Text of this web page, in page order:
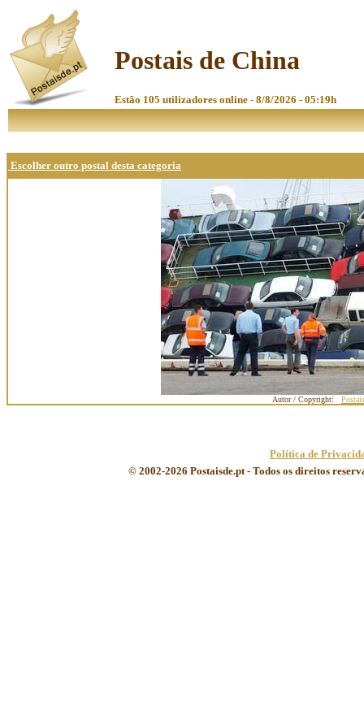
Postais de China
Estão 105 utilizadores online - 8/8/2026 - 05:19h
Escolher outro postal desta categoria
Autor / Copyright:
Política de
© 2002-2026 Postaisde.pt - Todos os direitos